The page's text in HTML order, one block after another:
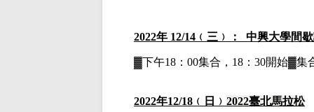
2022年 12/14﹙三﹚： 中興大學間
▓下午18：00集合，18：30開始▓集
2022年12/18 ﹙日﹚ 2022臺北馬拉松